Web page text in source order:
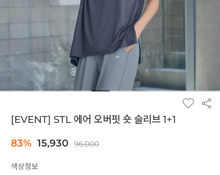
[EVENT] STL 에어 오버핏 숏 슬리브 1+1
83% 15,930 96,000
색상정보